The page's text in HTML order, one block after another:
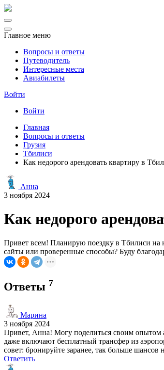
Главное меню
Вопросы и ответы
Путеводитель
Интересные места
Авиабилеты
Войти
Войти
Главная
Вопросы и ответы
Грузия
Тбилиси
Как недорого арендовать квартиру в
Анна
3 ноября 2024
Как недорого
Привет всем! Планирую поездку в Тбилиси на
сайты или проверенные способы? Буду
Ответы 7
Марина
3 ноября 2024
Привет, Анна! Могу поделиться своим
даже включают бесплатный трансфер из
совет: бронируйте заранее, так больше
Ответить